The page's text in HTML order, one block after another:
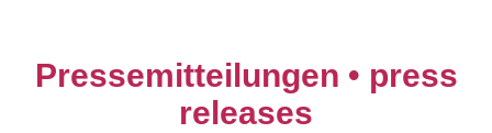
Pressemitteilungen • press
releases